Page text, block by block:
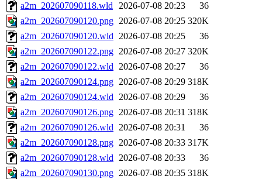
a2m_202607090118.wld 2026-07-08 20:23
36
a2m_202607090120.png 2026-07-08 20:25 320K
a2m_202607090120.wld 2026-07-08 20:25
36
a2m_202607090122.png 2026-07-08 20:27 320K
a2m_202607090122.wld 2026-07-08 20:27
36
a2m_202607090124.png 2026-07-08 20:29 318K
a2m_202607090124.wld 2026-07-08 20:29
36
a2m_202607090126.png 2026-07-08 20:31 318K
a2m_202607090126.wld 2026-07-08 20:31
36
a2m_202607090128.png 2026-07-08 20:33 317K
a2m_202607090128.wld 2026-07-08 20:33
36
a2m_202607090130.png 2026-07-08 20:35 318K